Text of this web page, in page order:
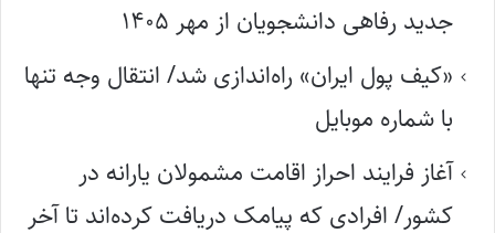
جدید رفاهی دانشجویان از مهر ۱۴۰۵
«کیف پول ایران» راه‌اندازی شد/ انتقال وجه تنها
با شماره موبایل
آغاز فرایند احراز اقامت مشمولان یارانه در
کشور/ افرادی که پیامک دریافت کرده‌اند تا آخر